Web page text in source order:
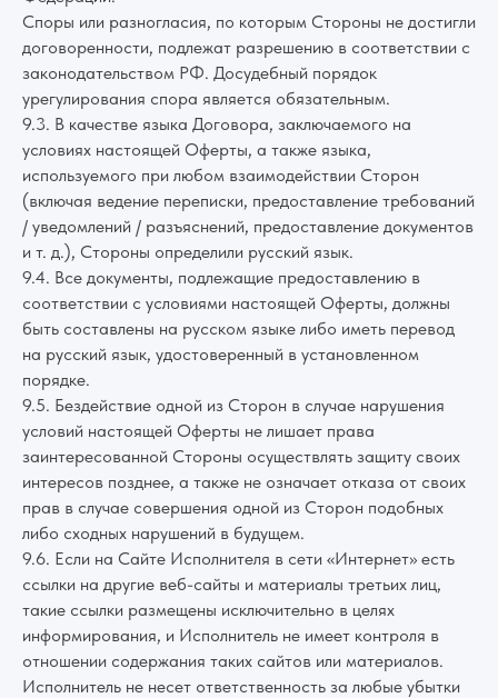
Споры или разногласия, по которым Стороны не достигли
договоренности, подлежат разрешению в соответствии с
законодательством РФ. Досудебный порядок
урегулирования спора является обязательным.
9.3. В качестве языка Договора, заключаемого на
условиях настоящей Оферты, а также языка,
используемого при любом взаимодействии Сторон
(включая ведение переписки, предоставление требований
/ уведомлений / разъяснений, предоставление документов
и т. д.), Стороны определили русский язык.
9.4. Все документы, подлежащие предоставлению в
соответствии с условиями настоящей Оферты, должны
быть составлены на русском языке либо иметь перевод
на русский язык, удостоверенный в установленном
порядке.
9.5. Бездействие одной из Сторон в случае нарушения
условий настоящей Оферты не лишает права
заинтересованной Стороны осуществлять защиту своих
интересов позднее, а также не означает отказа от своих
прав в случае совершения одной из Сторон подобных
либо сходных нарушений в будущем.
9.6. Если на Сайте Исполнителя в сети «Интернет» есть
ссылки на другие веб-сайты и материалы третьих лиц,
такие ссылки размещены исключительно в целях
информирования, и Исполнитель не имеет контроля в
отношении содержания таких сайтов или материалов.
Исполнитель не несет ответственность за любые убытки